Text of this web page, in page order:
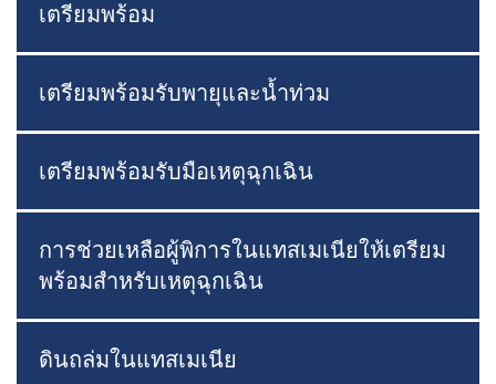
เตรียมพร้อม
เตรียมพร้อมรับพายุและน้ำท่วม
เตรียมพร้อมรับมือเหตุฉุกเฉิน
การช่วยเหลือผู้พิการในแทสเมเนียให้เตรียม
พร้อมสำหรับเหตุฉุกเฉิน
ดินถล่มในแทสเมเนีย